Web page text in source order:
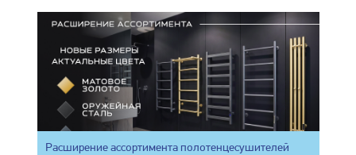
Расширение ассортимента полотенцесушителей